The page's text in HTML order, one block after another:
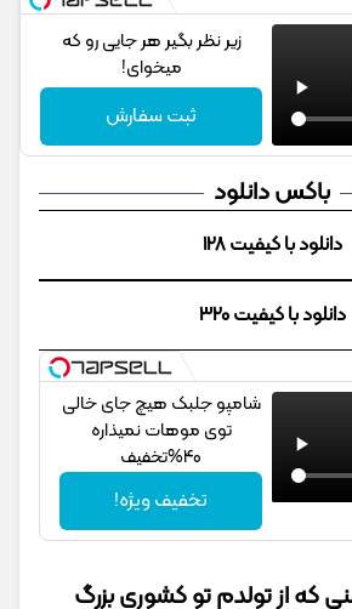
زیر نظر بگیر هر جایی رو که
میخوای!
ثبت سفارش
باکس دانلود
دانلود با کیفیت 128
دانلود با کیفیت 320
شامپو جلبک هیچ جای خالی
توی موهات نمیذاره
40%تخفیف
تخفیف ویژه!
که از تولدم تو کشوری بزرگ